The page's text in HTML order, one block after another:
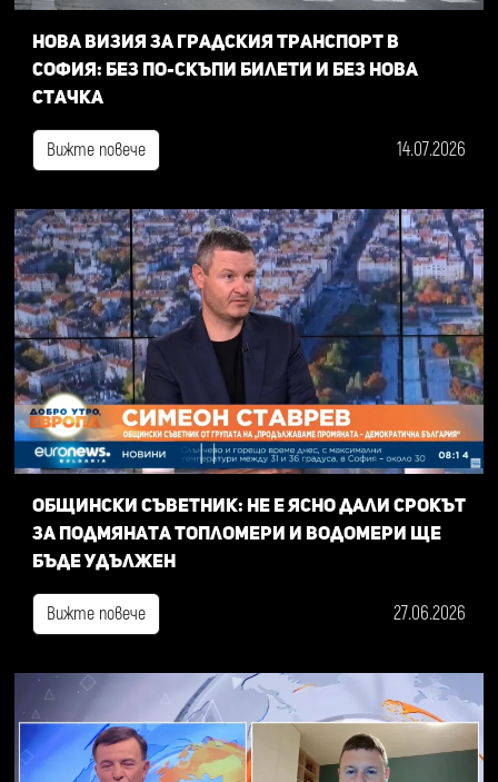
Нова визия за градския транспорт в
София: Без по-скъпи билети и без нова
стачка
Вижте повече 14.07.2026
Общински съветник: Не е ясно дали срокът
за подмяната топломери и водомери ще
бъде удължен
Вижте повече 27.06.2026